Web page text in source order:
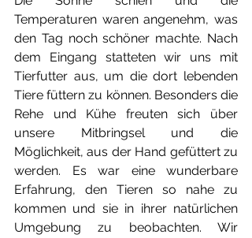
Temperaturen waren angenehm, was
den Tag noch schöner machte. Nach
dem Eingang statteten wir uns mit
Tierfutter aus, um die dort lebenden
Tiere füttern zu können. Besonders die
Rehe und Kühe freuten sich über
unsere Mitbringsel und die
Möglichkeit, aus der Hand gefüttert zu
werden. Es war eine wunderbare
Erfahrung, den Tieren so nahe zu
kommen und sie in ihrer natürlichen
Umgebung zu beobachten. Wir